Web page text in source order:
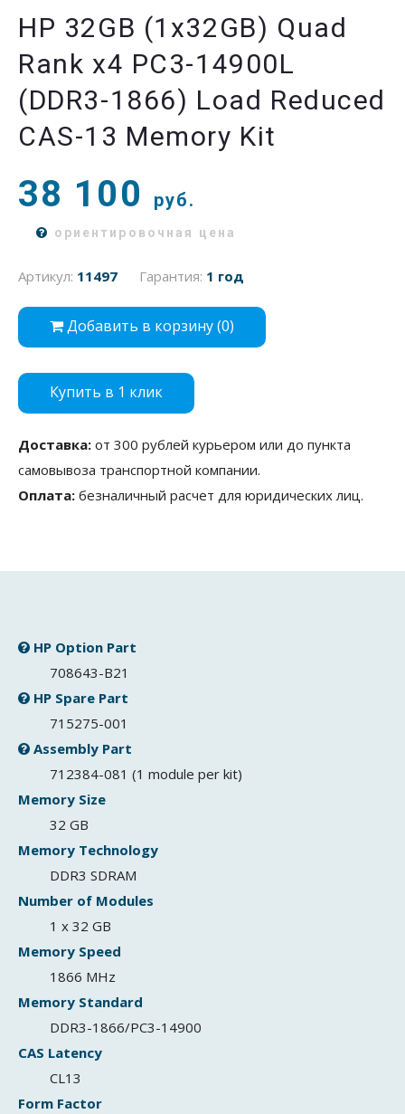
HP 32GB (1x32GB) Quad
Rank x4 PC3-14900L
(DDR3-1866) Load Reduced
CAS-13 Memory Kit
38 100 руб.
ориентировочная цена
Артикул: 11497 Гарантия: 1 год
Добавить в корзину (0)
Купить в 1 клик
Доставка: от 300 рублей курьером или до пункта
самовывоза транспортной компании.
Оплата: безналичный расчет для юридических лиц.
HP Option Part
708643-B21
HP Spare Part
715275-001
Assembly Part
712384-081 (1 module per kit)
Memory Size
32 GB
Memory Technology
DDR3 SDRAM
Number of Modules
1 x 32 GB
Memory Speed
1866 MHz
Memory Standard
DDR3-1866/PC3-14900
CAS Latency
CL13
Form Factor